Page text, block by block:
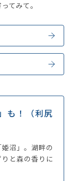
てみて。
も！（利尻
沼」。湖畔の
と森の香りに